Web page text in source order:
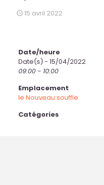
15 avril 2022
Date/heure
Date(s) - 15/04/2022
09:00 - 10:00
Emplacement
le Nouveau souffle
Catégories